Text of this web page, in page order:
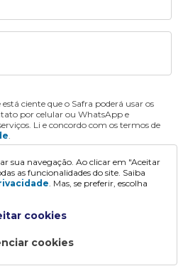
ciente que o Safra poderá usar os
por celular ou WhatsApp e
Li e concordo com os termos de
.
sua navegação. Ao clicar em "Aceitar
as funcionalidades do site. Saiba
. Mas, se preferir, escolha
cookies
cookies